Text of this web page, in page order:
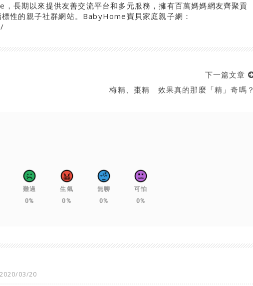
長期以來提供友善交流平台和多元服務，擁有百萬媽媽網友齊聚貢
性的親子社群網站。BabyHome寶貝家庭親子網：
下一篇文章
梅精、棗精 效果真的那麼「精」奇嗎？
難過
0%
生氣
0%
無聊
0%
可怕
0%
2020/03/20